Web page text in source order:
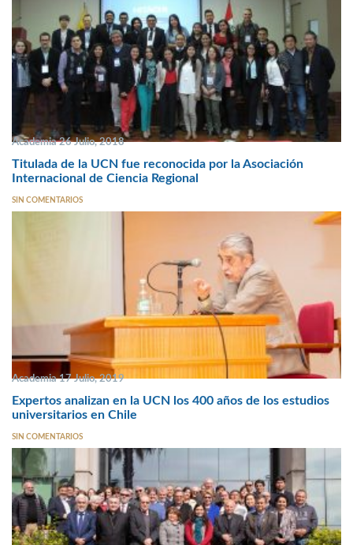
Academia 26 Julio, 2018
Titulada de la UCN fue reconocida por la Asociación
Internacional de Ciencia Regional
SIN COMENTARIOS
Academia 17 Julio, 2019
Expertos analizan en la UCN los 400 años de los estudios
universitarios en Chile
SIN COMENTARIOS